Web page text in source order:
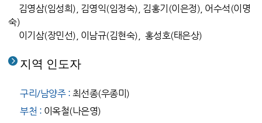
김영삼(임성희), 김영익(임정숙), 김홍기(이은정), 어수석(이명
숙)
이기삼(장민선), 이남규(김현숙), 홍성호(태은상)
지역 인도자
구리/남양주 : 최선종(우종미)
부천 : 이옥철(나은영)